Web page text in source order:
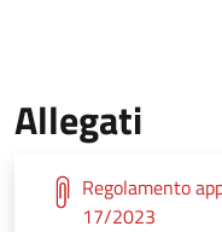
Allegati
Regolamento
17/2023